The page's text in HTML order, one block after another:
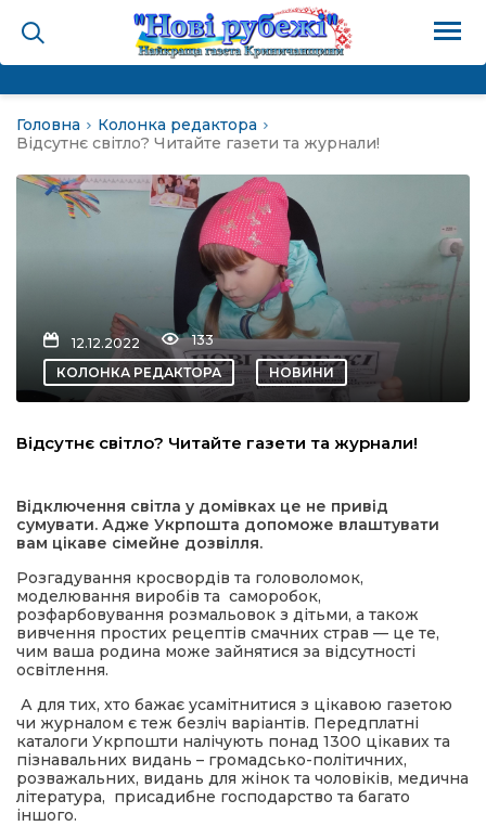
редактора
Відповідаємо
Головна
Колонка редактора
Відсутнє світло? Читайте газети та журнали!
12.12.2022
133
КОЛОНКА РЕДАКТОРА
НОВИНИ
Відсутнє світло? Читайте газети та журнали!
Відключення світла у домівках це не привід
сумувати. Адже Укрпошта допоможе влаштувати
вам цікаве сімейне дозвілля.
Розгадування кросвордів та головоломок,
моделювання виробів та саморобок,
розфарбовування розмальовок з дітьми, а також
вивчення простих рецептів смачних страв — це те,
чим ваша родина може зайнятися за відсутності
освітлення.
А для тих, хто бажає усамітнитися з цікавою газетою
чи журналом є теж безліч варіантів. Передплатні
каталоги Укрпошти налічують понад 1300 цікавих та
пізнавальних видань – громадсько-політичних,
розважальних, видань для жінок та чоловіків, медична
література, присадибне господарство та багато
іншого.